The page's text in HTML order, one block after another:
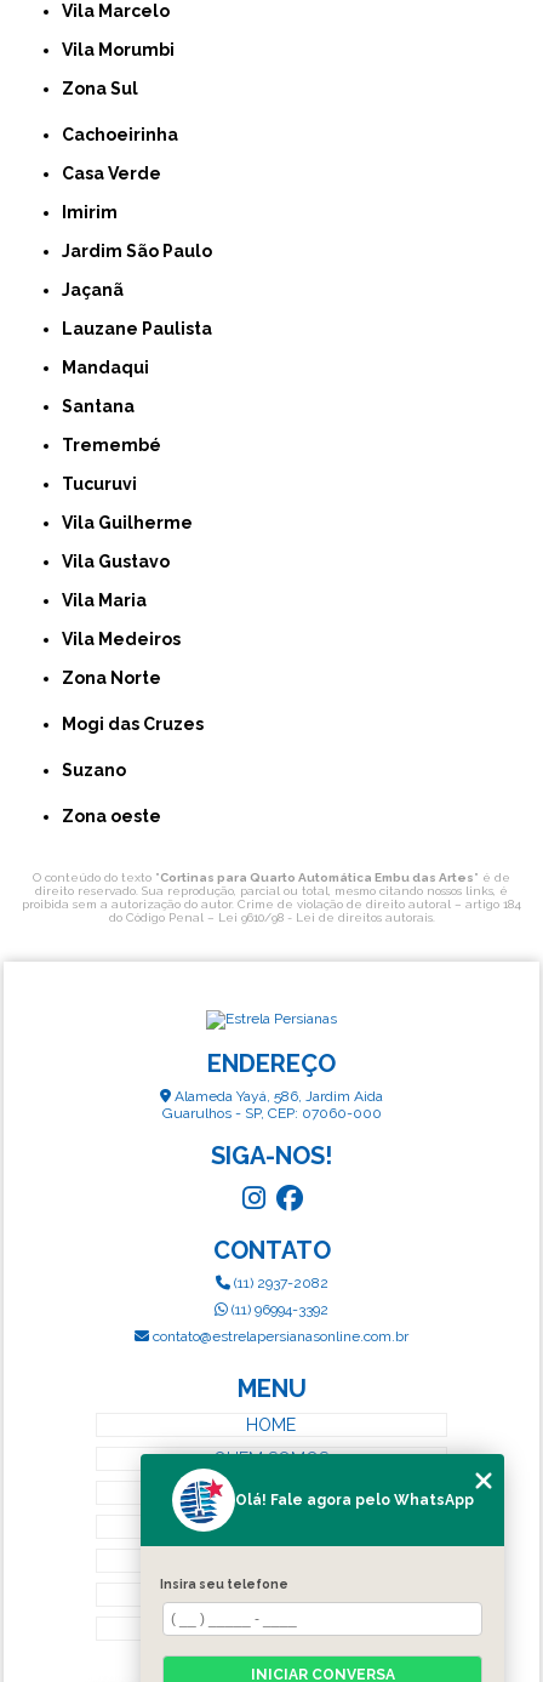
Vila Marcelo
Vila Morumbi
Zona Sul
Cachoeirinha
Casa Verde
Imirim
Jardim São Paulo
Jaçanã
Lauzane Paulista
Mandaqui
Santana
Tremembé
Tucuruvi
Vila Guilherme
Vila Gustavo
Vila Maria
Vila Medeiros
Zona Norte
Mogi das Cruzes
Suzano
Zona oeste
O conteúdo do texto "Cortinas para Quarto Automática Embu das Artes" é de
direito reservado. Sua reprodução, parcial ou total, mesmo citando nossos links, é
proibida sem a autorização do autor. Crime de violação de direito autoral – artigo 184
do Código Penal – Lei 9610/98 - Lei de direitos autorais.
ENDEREÇO
Alameda Yayá, 586, Jardim Aida
Guarulhos - SP, CEP: 07060-000
SIGA-NOS!
CONTATO
(11) 2937-2082
(11) 96994-3392
contato@estrelapersianasonline.com.br
MENU
HOME
QUEM SOMOS
SERVIÇOS
CATEGORIAS
MAPA DO SITE
Olá! Fale agora pelo WhatsApp
Insira seu telefone
INICIAR CONVERSA